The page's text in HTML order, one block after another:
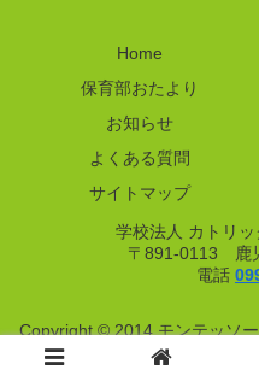
Home
保育部おたより
お知らせ
よくある質問
サイトマップ
学校法人 カトリ
〒891-0113 鹿
電話
Copyright © 2014 モンテッソ